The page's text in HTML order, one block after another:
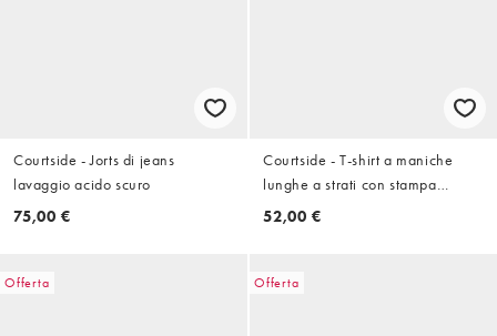
Courtside - Jorts di jeans
lavaggio acido scuro
75,00 €
Courtside - T-shirt a maniche
lunghe a strati con stampa
mimetica écru
52,00 €
Offerta Offerta